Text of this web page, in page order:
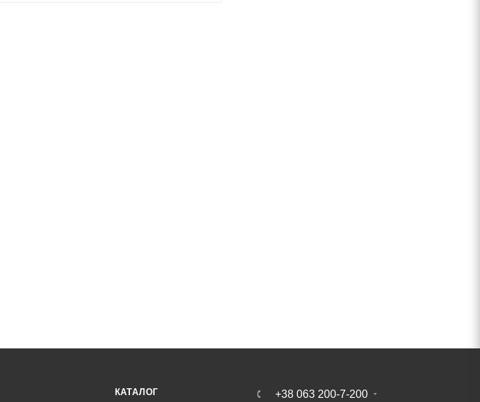
КАТАЛОГ +38 063 200-7-200